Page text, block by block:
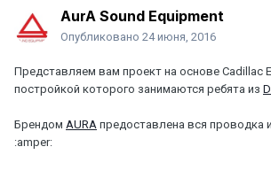
AurA Sound Equipment
Опубликовано 24 июня, 2016
Представляем вам проект на основе Cadillac
постройкой которого занимаются ребята из
Брендом AURA предоставлена вся проводка
:amper: